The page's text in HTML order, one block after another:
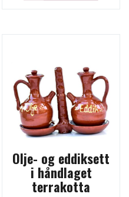
Olje- og eddiksett
i håndlaget
terrakotta